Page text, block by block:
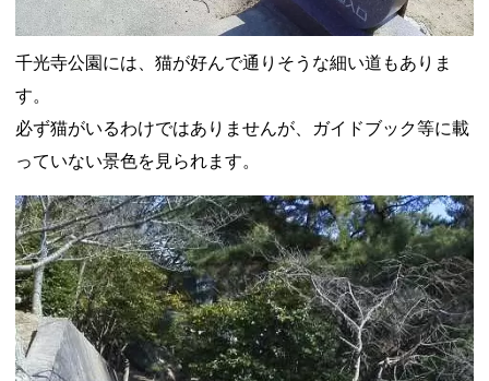
千光寺公園には、猫が好んで通りそうな細い道もありま
す。
必ず猫がいるわけではありませんが、ガイドブック等に載
っていない景色を見られます。